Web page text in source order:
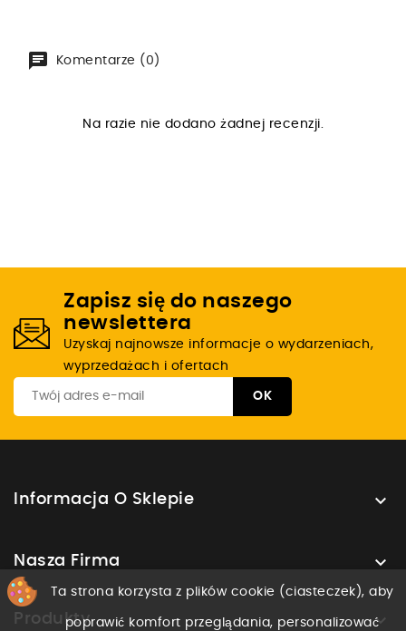
Komentarze (0)
Na razie nie dodano żadnej recenzji.
Zapisz się do naszego
newslettera
Uzyskaj najnowsze informacje o wydarzeniach,
wyprzedażach i ofertach
Informacja O Sklepie 
Nasza Firma 
Produkty 
Ta strona korzysta z plików cookie (ciasteczek), aby
poprawić komfort przeglądania, personalizować